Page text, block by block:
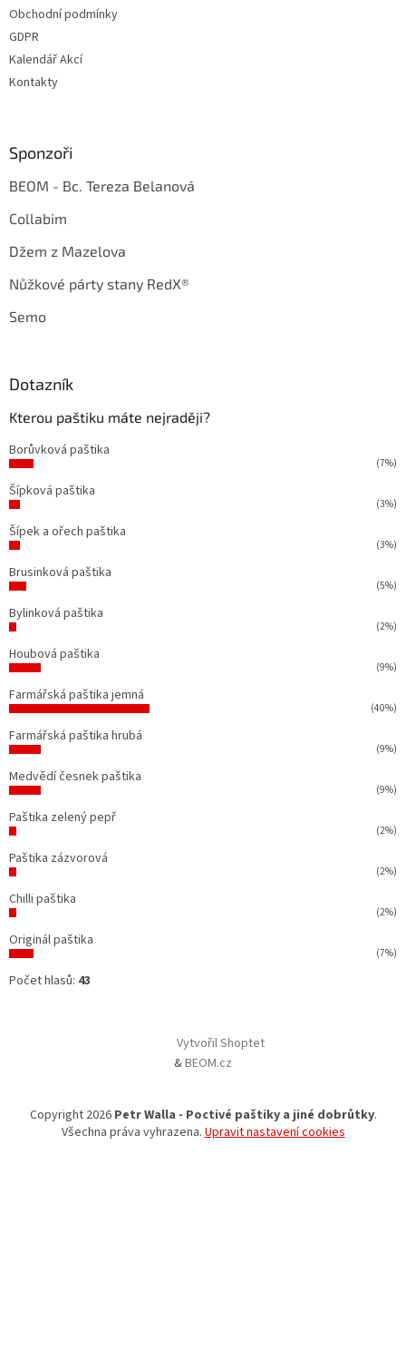
Obchodní podmínky
GDPR
Kalendář Akcí
Kontakty
Sponzoři
BEOM - Bc. Tereza Belanová
Collabim
Džem z Mazelova
Nůžkové párty stany RedX®
Semo
Dotazník
Kterou paštiku máte nejraději?
Borůvková paštika
(7%)
Šípková paštika
(3%)
Šípek a ořech paštika
(3%)
Brusinková paštika
(5%)
Bylinková paštika
(2%)
Houbová paštika
(9%)
Farmářská paštika jemná
(40%)
Farmářská paštika hrubá
(9%)
Medvědí česnek paštika
(9%)
Paštika zelený pepř
(2%)
Paštika zázvorová
(2%)
Chilli paštika
(2%)
Originál paštika
(7%)
Počet hlasů: 43
Vytvořil Shoptet
&BEOM.cz
Copyright 2026 Petr Walla - Poctivé paštiky a jiné dobrůtky.
Všechna práva vyhrazena. Upravit nastavení cookies